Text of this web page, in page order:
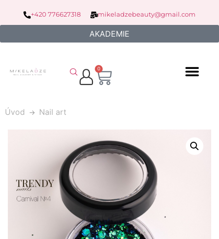
+420 776627318 mikeladzebeauty@gmail.com
AKADEMIE
0
Úvod Nail art